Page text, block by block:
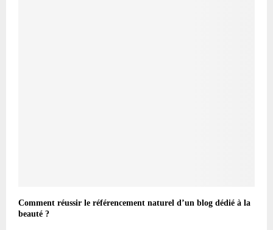
Comment réussir le référencement naturel d’un blog dédié à la
beauté ?